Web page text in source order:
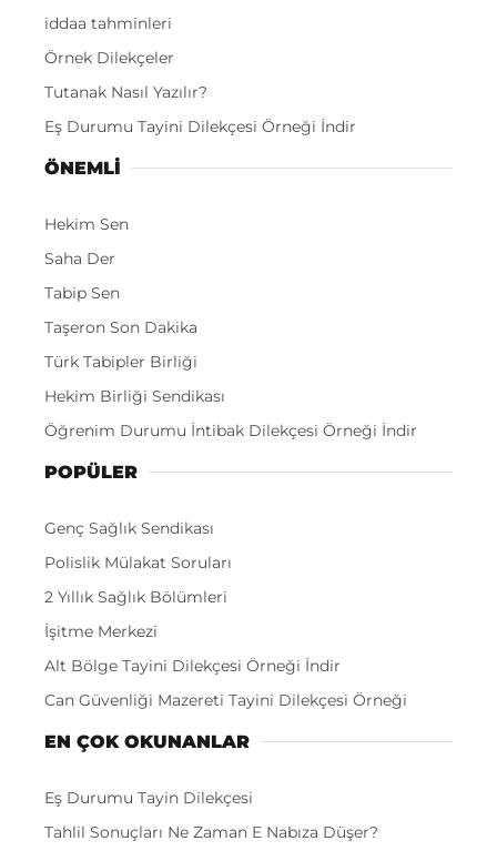
iddaa tahminleri
Örnek Dilekçeler
Tutanak Nasıl Yazılır?
Eş Durumu Tayini Dilekçesi Örneği İndir
ÖNEMLI
Hekim Sen
Saha Der
Tabip Sen
Taşeron Son Dakika
Türk Tabipler Birliği
Hekim Birliği Sendikası
Öğrenim Durumu İntibak Dilekçesi Örneği İndir
POPÜLER
Genç Sağlık Sendikası
Polislik Mülakat Soruları
2 Yıllık Sağlık Bölümleri
İşitme Merkezi
Alt Bölge Tayini Dilekçesi Örneği İndir
Can Güvenliği Mazereti Tayini Dilekçesi Örneği
EN ÇOK OKUNANLAR
Eş Durumu Tayin Dilekçesi
Tahlil Sonuçları Ne Zaman E Nabıza Düşer?